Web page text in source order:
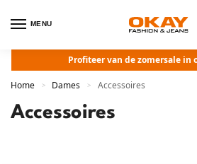
MENU
Profiteer van de zomersale in
Home > Dames > Accessoires
Accessoires